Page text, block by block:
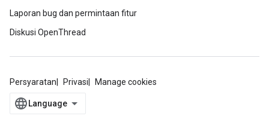
Laporan bug dan permintaan fitur
Diskusi OpenThread
Persyaratan Privasi Manage cookies